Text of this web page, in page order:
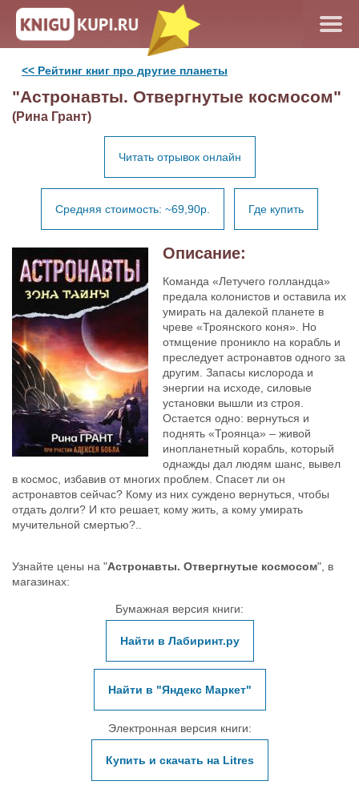
<< Рейтинг книг про другие планеты
"Астронавты. Отвергнутые космосом"
(Рина Грант)
Читать отрывок онлайн
Средняя стоимость: ~69,90р. Где купить
Описание:
Команда «Летучего голландца»
предала колонистов и оставила их
умирать на далекой планете в
чреве «Троянского коня». Но
отмщение проникло на корабль и
преследует астронавтов одного за
другим. Запасы кислорода и
энергии на исходе, силовые
установки вышли из строя.
Остается одно: вернуться и
поднять «Троянца» – живой
инопланетный корабль, который
однажды дал людям шанс, вывел
в космос, избавив от многих проблем. Спасет ли он
астронавтов сейчас? Кому из них суждено вернуться, чтобы
отдать долги? И кто решает, кому жить, а кому умирать
мучительной смертью?..
Узнайте цены на "Астронавты. Отвергнутые космосом", в
магазинах:
Бумажная версия книги:
Найти в Лабиринт.ру
Найти в "Яндекс Маркет"
Электронная версия книги:
Купить и скачать на Litres